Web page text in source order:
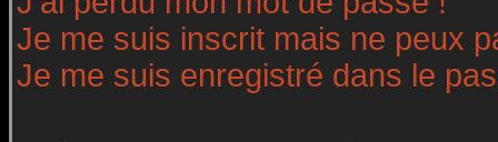
Je me suis inscrit mais ne peux
Je me suis enregistré dans le